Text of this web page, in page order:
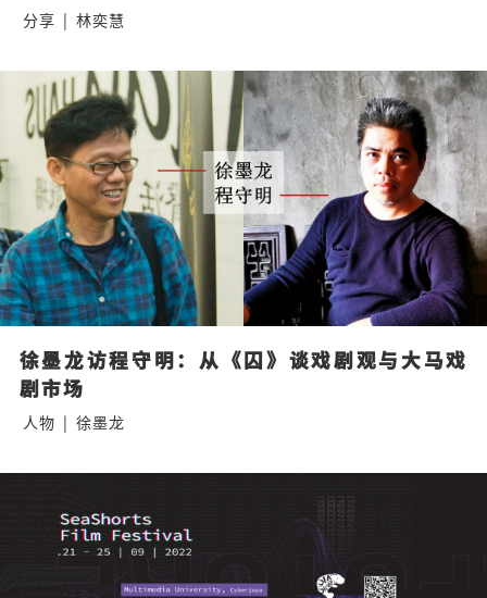
分享 | 林奕慧
徐墨龙访程守明：从《囚》谈戏剧观与大马戏
剧市场
人物 | 徐墨龙